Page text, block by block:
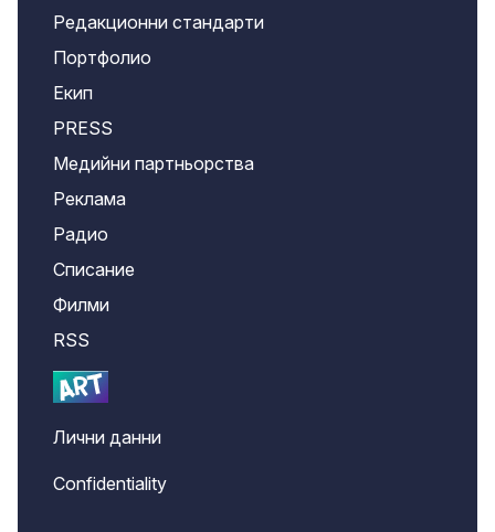
Редакционни стандарти
Портфолио
Екип
PRESS
Медийни партньорства
Реклама
Радио
Списание
Филми
RSS
Лични данни
Confidentiality